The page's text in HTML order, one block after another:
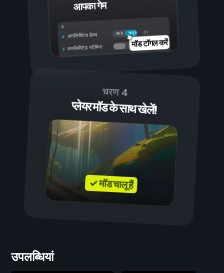
आपका गेम
चालू है
बंद है
अनलिमिटेड हेल्थ
अनलिमिटेड स्टैमिना मॉड टॉगल करें
चरण 4
प्लेयर मॉड के साथ खेलें!
✓ मॉड चालू हैं
उपलब्धियां